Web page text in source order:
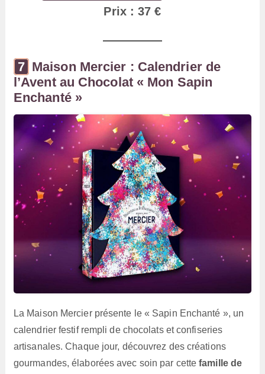
Prix : 37 €
Maison Mercier : Calendrier de
l’Avent au Chocolat « Mon Sapin
Enchanté »
La Maison Mercier présente le « Sapin Enchanté », un
calendrier festif rempli de chocolats et confiseries
artisanales. Chaque jour, découvrez des créations
gourmandes, élaborées avec soin par cettefamille de